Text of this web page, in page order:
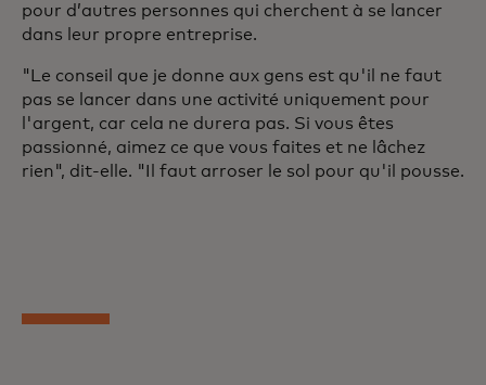
pour d’autres personnes qui cherchent à se lancer
dans leur propre entreprise.
"Le conseil que je donne aux gens est qu'il ne faut
pas se lancer dans une activité uniquement pour
l'argent, car cela ne durera pas. Si vous êtes
passionné, aimez ce que vous faites et ne lâchez
rien", dit-elle. "Il faut arroser le sol pour qu'il pousse.